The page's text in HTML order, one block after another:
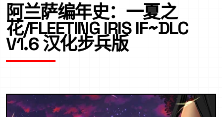
阿兰萨编年史：一夏之
花/FLEETING IRIS IF~DLC
V1.6 汉化步兵版